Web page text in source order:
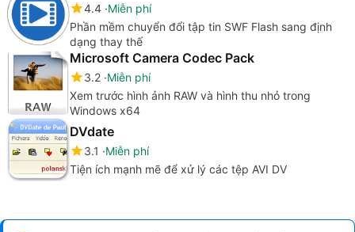
4.4 Miễn phí
Phần mềm chuyển đổi tập tin SWF Flash sang định
dạng thay thế
Microsoft Camera Codec Pack
3.2 Miễn phí
Xem trước hình ảnh RAW và hình thu nhỏ trong
Windows x64
DVdate
3.1
Miễn phí
Tiện ích mạnh mẽ để xử lý các tệp AVI DV